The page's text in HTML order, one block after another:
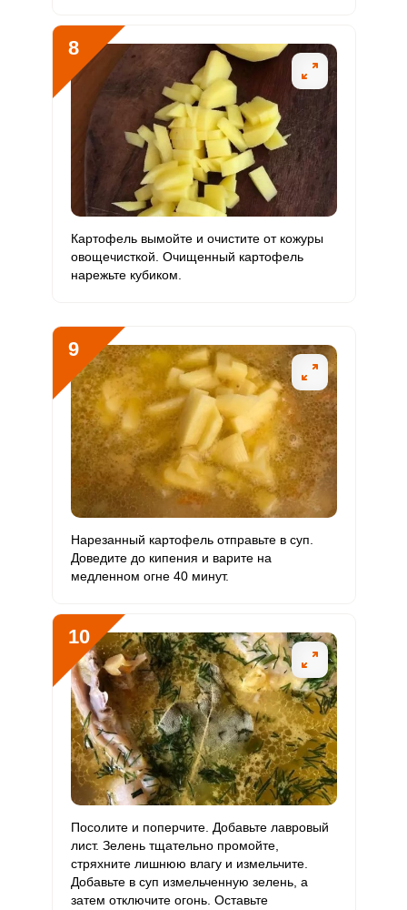
8
Картофель вымойте и очистите от кожуры
овощечисткой. Очищенный картофель
нарежьте кубиком.
9
Нарезанный картофель отправьте в суп.
Доведите до кипения и варите на
медленном огне 40 минут.
10
Посолите и поперчите. Добавьте лавровый
лист. Зелень тщательно промойте,
стряхните лишнюю влагу и измельчите.
Добавьте в суп измельченную зелень, а
затем отключите огонь. Оставьте